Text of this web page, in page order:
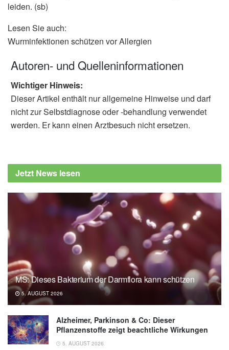
leiden. (sb)
Lesen Sie auch:
Wurminfektionen schützen vor Allergien
Autoren- und Quelleninformationen
Wichtiger Hinweis:
Dieser Artikel enthält nur allgemeine Hinweise und darf
nicht zur Selbstdiagnose oder -behandlung verwendet
werden. Er kann einen Arztbesuch nicht ersetzen.
Jetzt News lesen
MS: Dieses Bakterium der Darmflora kann schützen
5. AUGUST 2026
Alzheimer, Parkinson & Co: Dieser
Pflanzenstoffe zeigt beachtliche Wirkungen
5. AUGUST 2026